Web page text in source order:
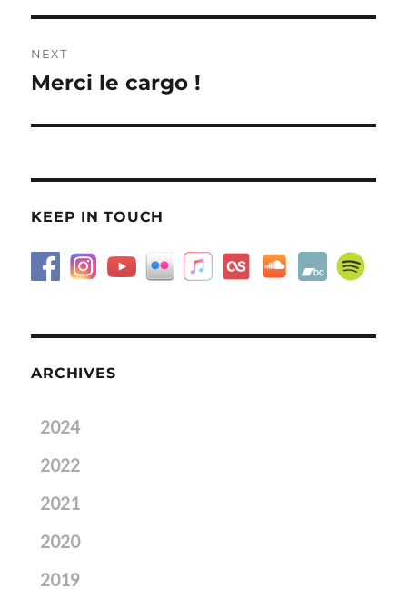
NEXT
Next
Merci le cargo !
KEEP IN TOUCH
ARCHIVES
2024
2022
2021
2020
2019